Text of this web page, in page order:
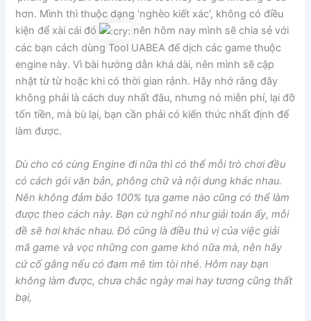
hơn. Mình thì thuộc dạng ‘nghèo kiết xác’, không có điều
kiện để xài cái đó
nên hôm nay mình sẽ chia sẻ với
các bạn cách dùng Tool UABEA để dịch các game thuộc
engine này. Vì bài hướng dẫn khá dài, nên mình sẽ cập
nhật từ từ hoặc khi có thời gian rảnh. Hãy nhớ rằng đây
không phải là cách duy nhất đâu, nhưng nó miễn phí, lại đỡ
tốn tiền, mà bù lại, bạn cần phải có kiến thức nhất định để
làm được.
Dù cho có cùng Engine đi nữa thì có thể mỗi trò chơi đều
có cách gói văn bản, phông chữ và nội dung khác nhau.
Nên không đảm bảo 100% tựa game nào cũng có thể làm
được theo cách này. Bạn cứ nghĩ nó như giải toán ấy, mỗi
đề sẽ hơi khác nhau. Đó cũng là điều thú vị của việc giải
mã game và vọc những con game khó nữa mà, nên hãy
cứ cố gắng nếu có đam mê tìm tòi nhé. Hôm nay bạn
không làm được, chưa chắc ngày mai hay tương cũng thất
bại,